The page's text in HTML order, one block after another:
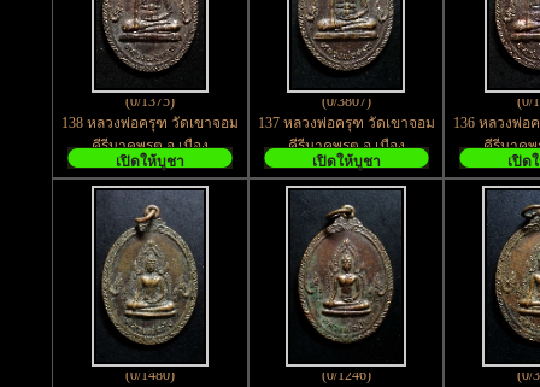
(0/1375)
138 หลวงพ่อครุฑ วัดเขาจอม
คีรีนาคพรต อ.เมือง
จ.นครสวรรค์ พิมพ์ใหญ่ สร้าง
ปี 2531
เปิดให้บูชา
(0/3807)
137 หลวงพ่อครุฑ วัดเขาจอม
คีรีนาคพรต อ.เมือง
จ.นครสวรรค์ พิมพ์ใหญ่ สร้าง
ปี 2531
เปิดให้บูชา
(0/
136 หลวงพ่อ
คีรีนาคพ
จ.นครสวรร
ปี
เปิด
(0/1480)
(0/1246)
(0/